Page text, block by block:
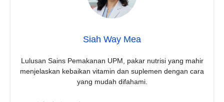
Siah Way Mea
Lulusan Sains Pemakanan UPM, pakar nutrisi yang mahir
menjelaskan kebaikan vitamin dan suplemen dengan cara
yang mudah difahami.